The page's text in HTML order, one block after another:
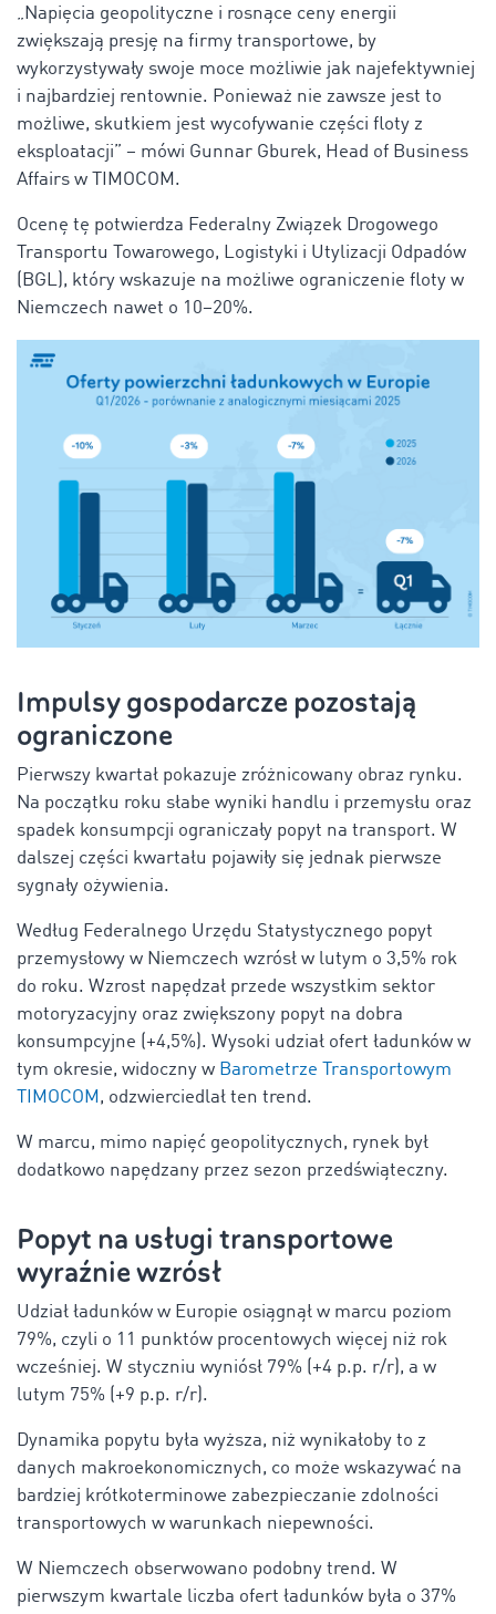
„Napięcia geopolityczne i rosnące ceny energii
zwiększają presję na firmy transportowe, by
wykorzystywały swoje moce możliwie jak najefektywniej
i najbardziej rentownie. Ponieważ nie zawsze jest to
możliwe, skutkiem jest wycofywanie części floty z
eksploatacji” – mówi Gunnar Gburek, Head of Business
Affairs w TIMOCOM.
Ocenę tę potwierdza Federalny Związek Drogowego
Transportu Towarowego, Logistyki i Utylizacji Odpadów
(BGL), który wskazuje na możliwe ograniczenie floty w
Niemczech nawet o 10–20%.
Impulsy gospodarcze pozostają
ograniczone
Pierwszy kwartał pokazuje zróżnicowany obraz rynku.
Na początku roku słabe wyniki handlu i przemysłu oraz
spadek konsumpcji ograniczały popyt na transport. W
dalszej części kwartału pojawiły się jednak pierwsze
sygnały ożywienia.
Według Federalnego Urzędu Statystycznego popyt
przemysłowy w Niemczech wzrósł w lutym o 3,5% rok
do roku. Wzrost napędzał przede wszystkim sektor
motoryzacyjny oraz zwiększony popyt na dobra
konsumpcyjne (+4,5%). Wysoki udział ofert ładunków w
tym okresie, widoczny w Barometrze Transportowym
TIMOCOM , odzwierciedlał ten trend.
W marcu, mimo napięć geopolitycznych, rynek był
dodatkowo napędzany przez sezon przedświąteczny.
Popyt na usługi transportowe
wyraźnie wzrósł
Udział ładunków w Europie osiągnął w marcu poziom
79%, czyli o 11 punktów procentowych więcej niż rok
wcześniej. W styczniu wyniósł 79% (+4 p.p. r/r), a w
lutym 75% (+9 p.p. r/r).
Dynamika popytu była wyższa, niż wynikałoby to z
danych makroekonomicznych, co może wskazywać na
bardziej krótkoterminowe zabezpieczanie zdolności
transportowych w warunkach niepewności.
W Niemczech obserwowano podobny trend. W
pierwszym kwartale liczba ofert ładunków była o 37%